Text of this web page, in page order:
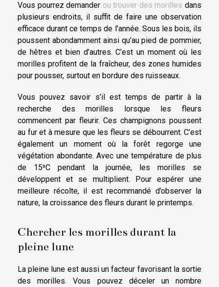
Vous pourrez demander ou trouver des morilles dans
plusieurs endroits, il suffit de faire une observation
efficace durant ce temps de l’année. Sous les bois, ils
poussent abondamment ainsi qu’au pied de pommier,
de hêtres et bien d’autres. C’est un moment où les
morilles profitent de la fraîcheur, des zones humides
pour pousser, surtout en bordure des ruisseaux.
Vous pouvez savoir s’il est temps de partir à la
recherche des morilles lorsque les fleurs
commencent par fleurir. Ces champignons poussent
au fur et à mesure que les fleurs se débourrent. C’est
également un moment où la forêt regorge une
végétation abondante. Avec une température de plus
de 15⁰C pendant la journée, les morilles se
développent et se multiplient. Pour espérer une
meilleure récolte, il est recommandé d’observer la
nature, la croissance des fleurs durant le printemps.
Chercher les morilles durant la
pleine lune
La pleine lune est aussi un facteur favorisant la sortie
des morilles. Vous pouvez déceler un nombre